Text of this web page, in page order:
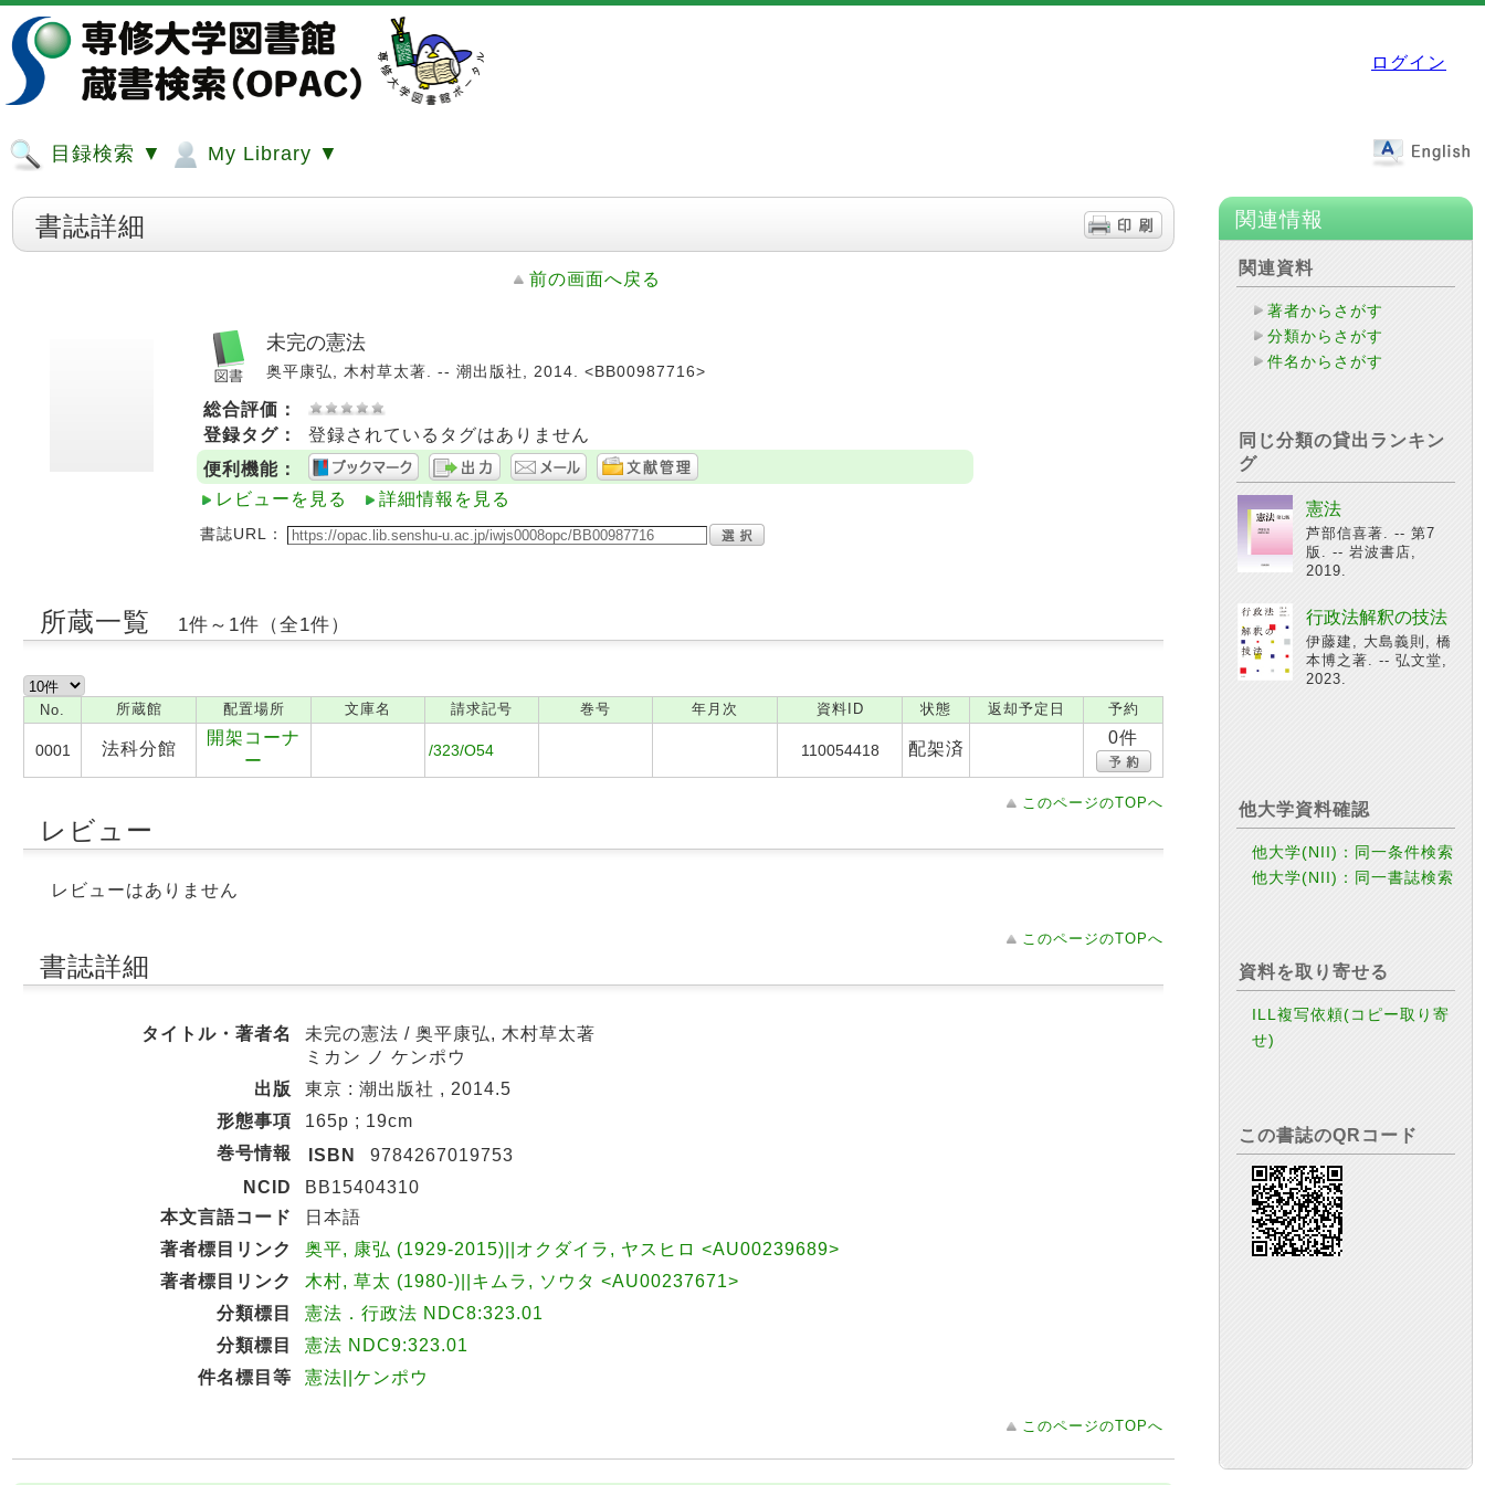
ログイン
目録検索 ▼ My Library ▼
書誌詳細
前の画面へ戻る
未完の憲法
奥平康弘, 木村草太著. -- 潮出版社, 2014. <BB00987716>
総合評価：
登録タグ：
登録されているタグはありません
便利機能：
レビューを見る
詳細情報を見る
書誌URL：
所蔵一覧 1件～1件（全1件）
No. 所蔵館 配置場所 文庫名 請求記号 巻号 年月次 資料ID 状態 返却予定日 予約
0001 法科分館
開架コーナ
ー
/323/O54 110054418 配架済
0件
このページのTOPへ
レビュー
レビューはありません
このページのTOPへ
書誌詳細
タイトル・著者名
未完の憲法 / 奥平康弘, 木村草太著
ミカン ノ ケンポウ
出版
東京 : 潮出版社 , 2014.5
形態事項
165p ; 19cm
巻号情報
ISBN
9784267019753
NCID
BB15404310
本文言語コード
日本語
著者標目リンク
奥平, 康弘 (1929-2015)||オクダイラ, ヤスヒロ <AU00239689>
著者標目リンク
木村, 草太 (1980-)||キムラ, ソウタ <AU00237671>
分類標目
憲法．行政法 NDC8:323.01
分類標目
憲法 NDC9:323.01
件名標目等
憲法||ケンポウ
このページのTOPへ
関連情報
関連資料
著者からさがす
分類からさがす
件名からさがす
同じ分類の貸出ランキン
グ
憲法
芦部信喜著. -- 第7
版. -- 岩波書店,
2019.
行政法解釈の技法
伊藤建, 大島義則, 橋
本博之著. -- 弘文堂,
2023.
他大学資料確認
他大学(NII)：同一条件検索
他大学(NII)：同一書誌検索
資料を取り寄せる
ILL複写依頼(コピー取り寄
せ)
この書誌のQRコード